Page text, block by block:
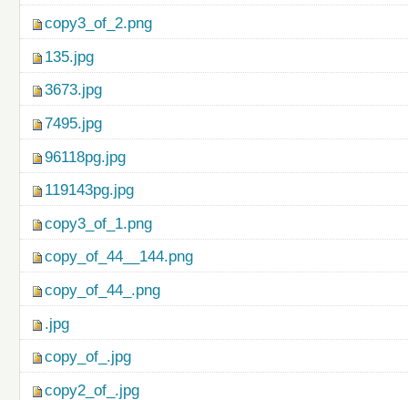
copy3_of_2.png
135.jpg
3673.jpg
7495.jpg
96118pg.jpg
119143pg.jpg
copy3_of_1.png
copy_of_44__144.png
copy_of_44_.png
.jpg
copy_of_.jpg
copy2_of_.jpg